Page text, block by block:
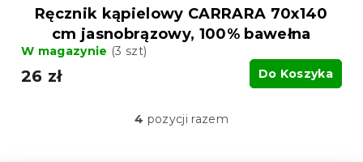
Ręcznik kąpielowy CARRARA 70x140
cm jasnobrązowy, 100% bawełna
W magazynie (3 szt)
26 zł Do Koszyka
K
4 pozycji razem